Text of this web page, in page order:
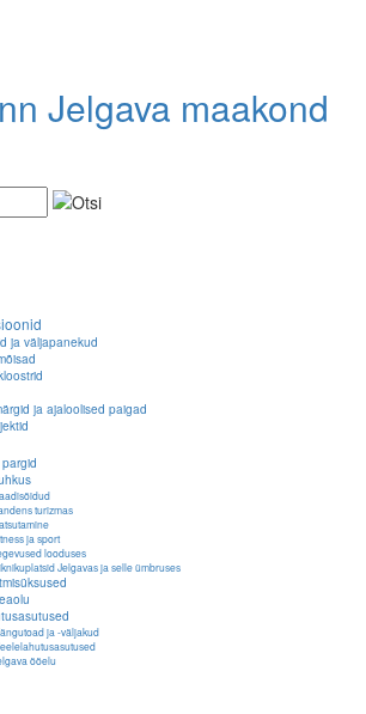
Jelgava maakond
ja väljapanekud
ja ajaloolised paigad
turizmas
ja sport
looduses
Jelgavas ja selle ümbruses
ja -väljakud
ööelu